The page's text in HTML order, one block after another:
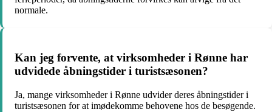
normale.
Kan jeg forvente, at virksomheder i Rønne har
udvidede åbningstider i turistsæsonen?
Ja, mange virksomheder i Rønne udvider deres åbningstider i
turistsæsonen for at imødekomme behovene hos de besøgende.